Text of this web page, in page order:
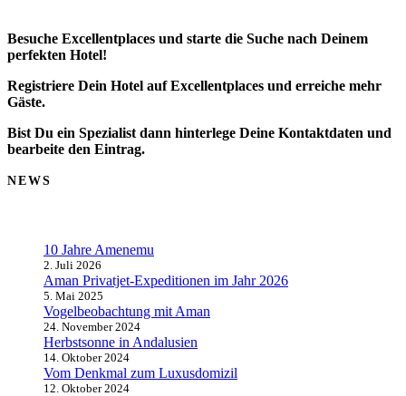
Besuche Excellentplaces und starte die Suche nach Deinem
perfekten Hotel!
Registriere Dein Hotel auf Excellentplaces und erreiche mehr
Gäste.
Bist Du ein Spezialist dann hinterlege Deine Kontaktdaten und
bearbeite den Eintrag.
NEWS
10 Jahre Amenemu
2. Juli 2026
Aman Privatjet-Expeditionen im Jahr 2026
5. Mai 2025
Vogelbeobachtung mit Aman
24. November 2024
Herbstsonne in Andalusien
14. Oktober 2024
Vom Denkmal zum Luxusdomizil
12. Oktober 2024